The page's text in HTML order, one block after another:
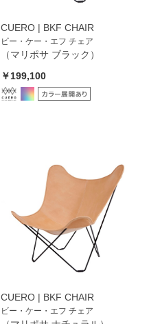
CUERO | BKF CHAIR
ビー・ケー・エフ チェア
（マリポサ ブラック）
￥199,100
CUERO | BKF CHAIR
ビー・ケー・エフ チェア